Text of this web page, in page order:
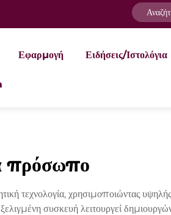
Εφαρμογή Ειδήσεις/Ιστολόγια
πρόσωπο
τεχνολογία, χρησιμοποιώντας
συσκευή λειτουργεί